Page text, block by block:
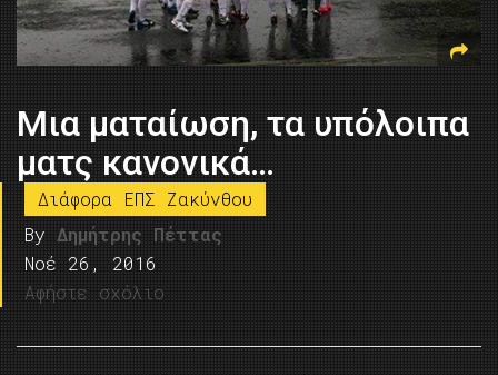
Μια ματαίωση, τα υπόλοιπα
ματς κανονικά…
Διάφορα ΕΠΣ Ζακύνθου
By Δημήτρης Πέττας
Νοέ 26, 2016
Αφήστε σχόλιο